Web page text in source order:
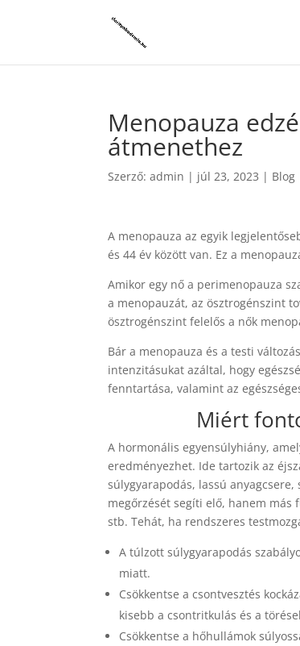
Menopauza
átmenethez
Szerző:admin | júl 23, 2023 | Blog
A menopauza az egyik
és 44 év között van. Ez a
Amikor egy nő a perimenopauza
a menopauzát, az ösztrogénszint
ösztrogénszint felelős a nők
Bár a menopauza és a testi
intenzitásukat azáltal, hogy
fenntartása, valamint az
Miért
A hormonális egyensúlyhiány,
eredményezhet. Ide tartozik az
súlygyarapodás, lassú
megőrzését segíti elő, hanem
stb. Tehát, ha rendszeres
A túlzott súlygyarapodás
miatt.
Csökkentse a csontvesztés
kisebb a csontritkulás és a
Csökkentse a hőhullámok